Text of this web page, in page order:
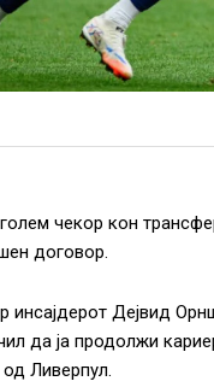
чекор кон
договор.
инсајдерот Дејвид
да ја продолжи
од Ливерпул.